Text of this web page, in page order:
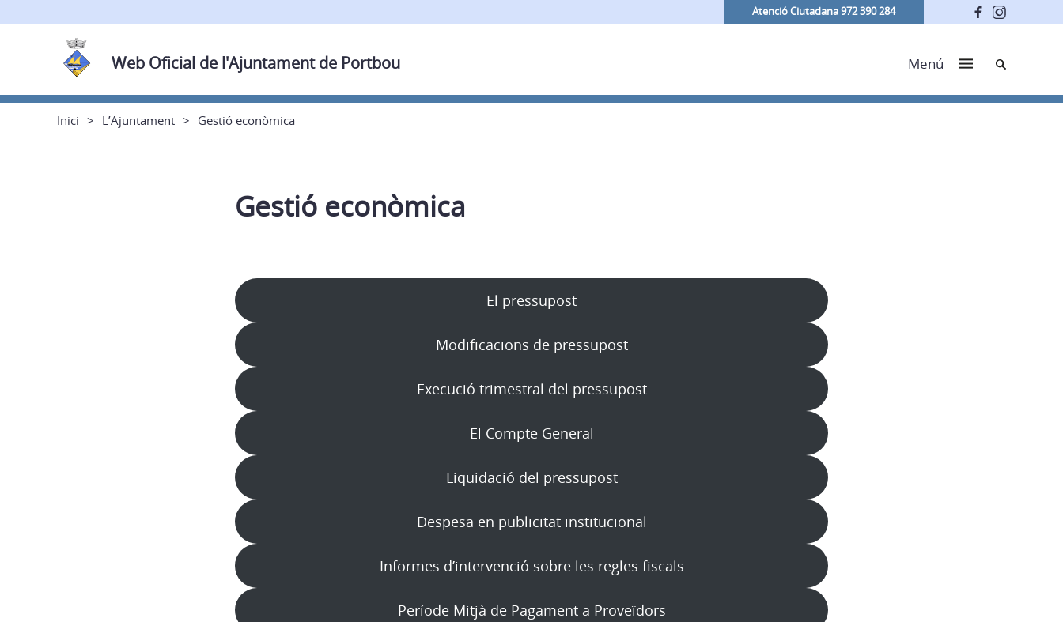
Atenció Ciutadana 972 390 284
Web Oficial de l'Ajuntament de Portbou Menú Cerca
Inici L’Ajuntament Gestió econòmica
Gestió econòmica
El pressupost
Modificacions de pressupost
Execució trimestral del pressupost
El Compte General
Liquidació del pressupost
Despesa en publicitat institucional
Informes d’intervenció sobre les regles fiscals
Període Mitjà de Pagament a Proveïdors